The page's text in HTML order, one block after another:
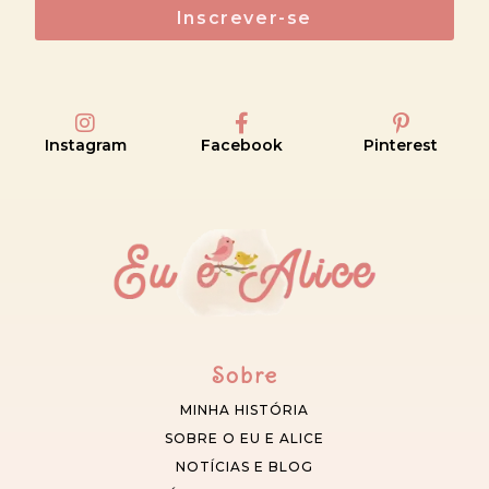
Inscrever-se
Instagram Facebook Pinterest
Sobre
MINHA HISTÓRIA
SOBRE O EU E ALICE
NOTÍCIAS E BLOG